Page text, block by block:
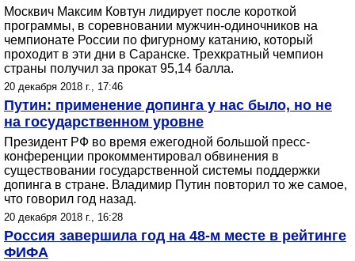
Москвич Максим Ковтун лидирует после короткой
программы, в соревновании мужчин-одиночников на
чемпионате России по фигурному катанию, который
проходит в эти дни в Саранске. Трехкратный чемпион
страны получил за прокат 95,14 балла.
20 декабря 2018 г., 17:46
Путин: применение допинга у нас было, но не
на государственном уровне
Президент РФ во время ежегодной большой пресс-
конференции прокомментировал обвинения в
существовании государственной системы поддержки
допинга в стране. Владимир Путин повторил то же самое,
что говорил год назад.
20 декабря 2018 г., 16:28
Россия завершила год на 48-м месте в рейтинге
ФИФА